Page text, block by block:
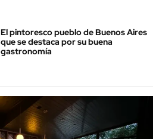
El pintoresco pueblo de Buenos Aires
que se destaca por su buena
gastronomía